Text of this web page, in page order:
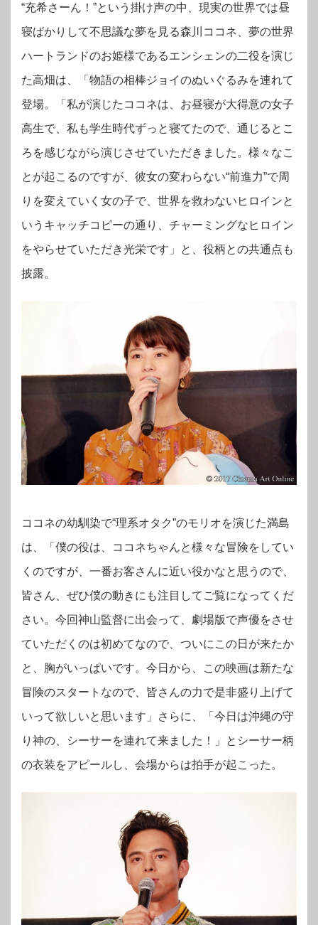
“充希さーん！”という掛け声の中、現実の世界では昼
寝ばかりして不思議な夢を見る森川ココネ、夢の世界
ハートランドのお姫様であるエンシェンの二役を演じ
た高畑は、「物語の相棒ジョイのぬいぐるみを連れて
登場。「私が演じたココネは、お昼寝が大得意の女子
高生で、私も学生時代ずっと寝てたので、通じるとこ
ろを感じながら演じさせていただきました。様々なこ
とが起こるのですが、彼女の変わらない“前進力”で周
りを変えていく女の子で、世界を救わないヒロインと
いうキャッチコピーの通り、チャーミングなヒロイン
をやらせていただき光栄です」と、役柄との共通点も
披露。
ココネの幼馴染で“理系オタク”のモリオを演じた満島
は、「僕の役は、ココネちゃんと様々な冒険をしてい
くのですが、一番お客さんに近い役かなと思うので、
皆さん、ぜひ僕の動きにも注目してご覧になってくだ
さい。今回神山監督に出会って、劇場版で声優をさせ
ていただくのは初めてなので、ついにこの日が来たか
と、胸がいっぱいです。今日から、この映画は新たな
冒険のスタートなので、皆さんの力で是非盛り上げて
いって欲しいと思います」さらに、「今日は沖縄の守
り神の、シーサーを連れて来ました！」とシーサー柄
の衣装をアピールし、会場からは拍手が起こった。